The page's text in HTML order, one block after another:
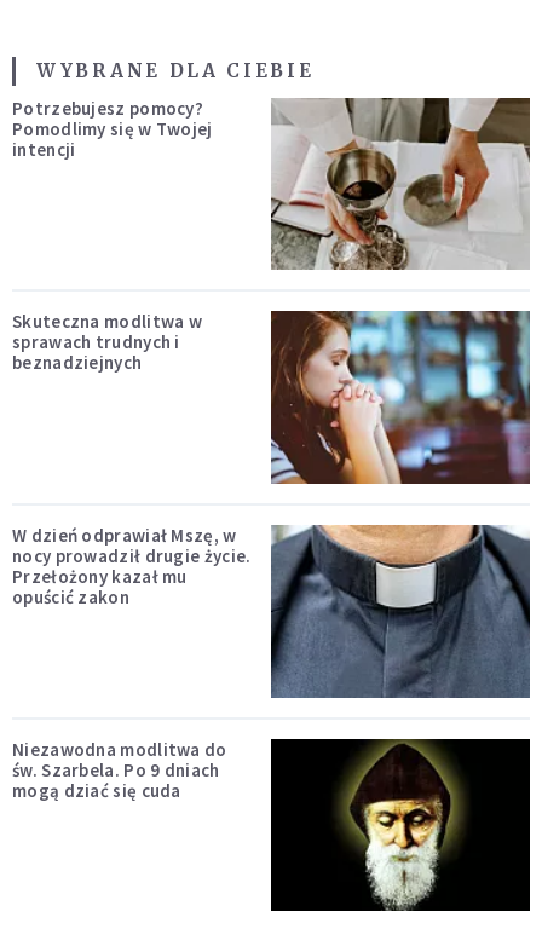
WYBRANE DLA CIEBIE
Potrzebujesz pomocy?
Pomodlimy się w Twojej
intencji
Skuteczna modlitwa w
sprawach trudnych i
beznadziejnych
W dzień odprawiał Mszę, w
nocy prowadził drugie życie.
Przełożony kazał mu
opuścić zakon
Niezawodna modlitwa do
św. Szarbela. Po 9 dniach
mogą dziać się cuda